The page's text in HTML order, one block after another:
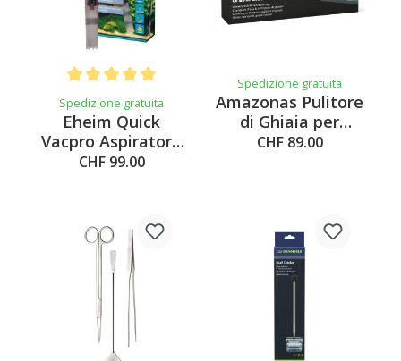
Average rating of 5 out of 5 stars
Spedizione gratuita
Eheim Quick
Vacpro Aspiratore
per fanghi
CHF 99.00
Spedizione gratuita
Amazonas Pulitore
di Ghiaia per
Acquari T-Plus
CHF 89.00